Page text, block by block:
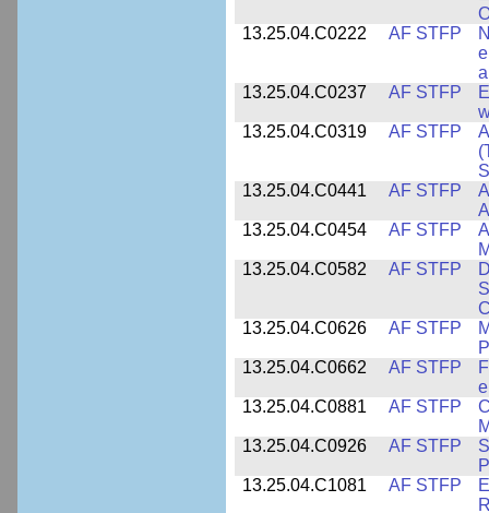
13.25.04.C0222
AF STFP
13.25.04.C0237
AF STFP
13.25.04.C0319
AF STFP
13.25.04.C0441
AF STFP
13.25.04.C0454
AF STFP
13.25.04.C0582
AF STFP
13.25.04.C0626
AF STFP
13.25.04.C0662
AF STFP
13.25.04.C0881
AF STFP
13.25.04.C0926
AF STFP
13.25.04.C1081
AF STFP